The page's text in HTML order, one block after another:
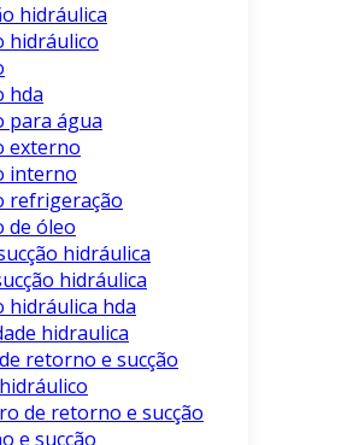
hidráulica
hidráulico
hda
para água
externo
interno
refrigeração
de óleo
hidráulica
hidráulica
hidráulica hda
hidraulica
retorno e sucção
de retorno e sucção
e sucção